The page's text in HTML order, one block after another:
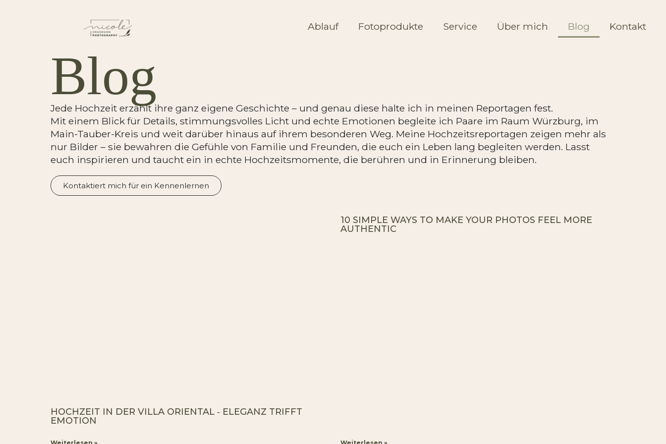
Ablauf Fotoprodukte Service Über mich Blog Kontakt
Blog
Jede Hochzeit erzählt ihre ganz eigene Geschichte – und genau diese halte ich in meinen Reportagen fest.
Mit einem Blick für Details, stimmungsvolles Licht und echte Emotionen begleite ich Paare im Raum Würzburg, im
Main-Tauber-Kreis und weit darüber hinaus auf ihrem besonderen Weg. Meine Hochzeitsreportagen zeigen mehr als
nur Bilder – sie bewahren die Gefühle von Familie und Freunden, die euch ein Leben lang begleiten werden. Lasst
euch inspirieren und taucht ein in echte Hochzeitsmomente, die berühren und in Erinnerung bleiben.
Kontaktiert mich für ein Kennenlernen
HOCHZEIT IN DER VILLA ORIENTAL ‐ ELEGANZ TRIFFT
EMOTION
10 SIMPLE WAYS TO MAKE YOUR PHOTOS FEEL MORE
AUTHENTIC